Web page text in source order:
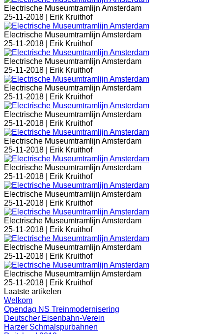
Electrische Museumtramlijn Amsterdam
25-11-2018 |
Erik Kruithof
Electrische Museumtramlijn Amsterdam
25-11-2018 |
Erik Kruithof
Electrische Museumtramlijn Amsterdam
25-11-2018 |
Erik Kruithof
Electrische Museumtramlijn Amsterdam
25-11-2018 |
Erik Kruithof
Electrische Museumtramlijn Amsterdam
25-11-2018 |
Erik Kruithof
Electrische Museumtramlijn Amsterdam
25-11-2018 |
Erik Kruithof
Electrische Museumtramlijn Amsterdam
25-11-2018 |
Erik Kruithof
Electrische Museumtramlijn Amsterdam
25-11-2018 |
Erik Kruithof
Electrische Museumtramlijn Amsterdam
25-11-2018 |
Erik Kruithof
Electrische Museumtramlijn Amsterdam
25-11-2018 |
Erik Kruithof
Electrische Museumtramlijn Amsterdam
25-11-2018 |
Erik Kruithof
Laatste artikelen
Welkom
Opendag NS Treinmodernisering
Deutscher Eisenbahn-Verein
Harzer Schmalspurbahnen